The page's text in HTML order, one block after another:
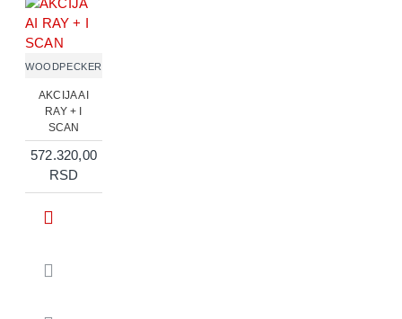
WOODPECKER
AKCIJA AI
RAY + I
SCAN
572.320,00
RSD